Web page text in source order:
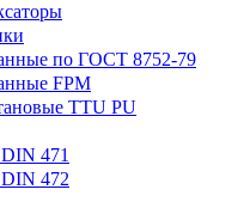
по ГОСТ 8752-79
FPM
TTU PU
471
472